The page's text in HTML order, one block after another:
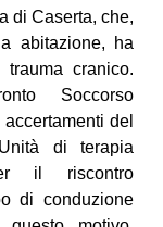
di Caserta, che,
abitazione, ha
cranico.
Soccorso
del
di terapia
il riscontro
di conduzione